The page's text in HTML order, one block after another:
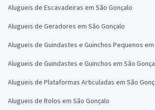
Alugueis de Escavadeiras em São Gonçalo
Alugueis de Geradores em São Gonçalo
Alugueis de Guindastes e Guinchos Pequenos em
Alugueis de Guindastes e Guinchos em São
Alugueis de Plataformas Articuladas em São
Alugueis de Rolos em São Gonçalo